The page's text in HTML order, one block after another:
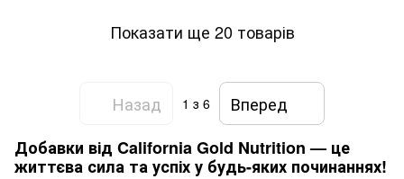
Показати ще 20 товарів
Назад 1 з 6
Вперед
Добавки від California Gold Nutrition — це
життєва сила та успіх у будь-яких починаннях!